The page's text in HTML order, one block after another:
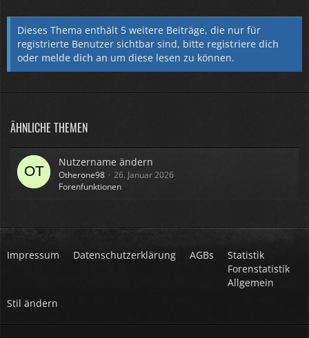
Dieses Thema enthält 5 weitere Beiträge, die nur für
registrierte Benutzer sichtbar sind, bitte registriere dich
oder melde dich an um diese lesen zu können.
ÄHNLICHE THEMEN
Nutzername ändern
Otherone98
26. Januar 2026
Forenfunktionen
Stil ändern
Impressum Datenschutzerklärung AGBs
Statistik
Forenstatistik
Allgemein